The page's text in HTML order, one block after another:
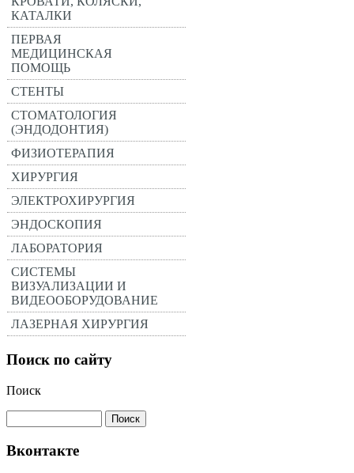
КАТАЛКИ
ПЕРВАЯ
МЕДИЦИНСКАЯ
ПОМОЩЬ
СТЕНТЫ
СТОМАТОЛОГИЯ
(ЭНДОДОНТИЯ)
ФИЗИОТЕРАПИЯ
ХИРУРГИЯ
ЭЛЕКТРОХИРУРГИЯ
ЭНДОСКОПИЯ
ЛАБОРАТОРИЯ
СИСТЕМЫ
ВИЗУАЛИЗАЦИИ И
ВИДЕООБОРУДОВАНИЕ
ЛАЗЕРНАЯ ХИРУРГИЯ
Поиск по сайту
Поиск
Вконтакте